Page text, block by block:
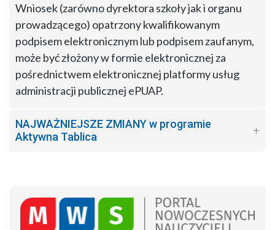
Wniosek (zarówno dyrektora szkoły jak i organu
prowadzącego) opatrzony kwalifikowanym
podpisem elektronicznym lub podpisem zaufanym,
może być złożony w formie elektronicznej za
pośrednictwem elektronicznej platformy usług
administracji publicznej ePUAP.
NAJWAŻNIEJSZE ZMIANY w programie
Aktywna Tablica